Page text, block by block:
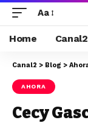
Aa
Home Canal2
Canal2 > Blog >
AHORA
Cecy